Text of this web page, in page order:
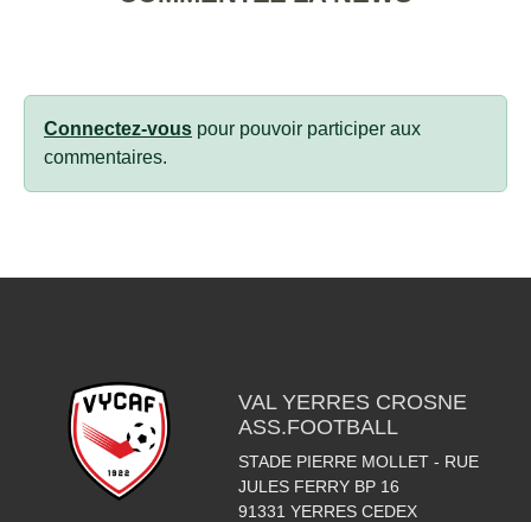
Connectez-vous pour pouvoir participer aux
commentaires.
VAL YERRES CROSNE
ASS.FOOTBALL
STADE PIERRE MOLLET - RUE
JULES FERRY BP 16
91331 YERRES CEDEX